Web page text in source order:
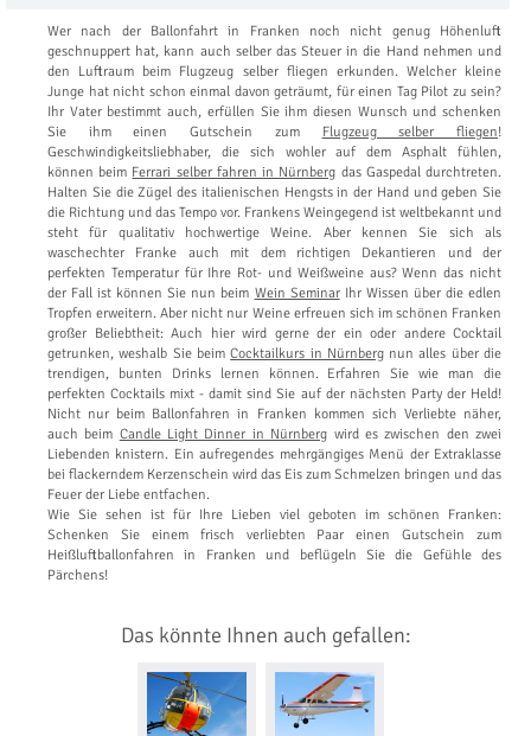
Wer nach der Ballonfahrt in Franken noch nicht genug Höhenluft
geschnuppert hat, kann auch selber das Steuer in die Hand nehmen und
den Luftraum beim Flugzeug selber fliegen erkunden. Welcher kleine
Junge hat nicht schon einmal davon geträumt, für einen Tag Pilot zu sein?
Ihr Vater bestimmt auch, erfüllen Sie ihm diesen Wunsch und schenken
Sie ihm einen Gutschein zum Flugzeug selber fliegen!
Geschwindigkeitsliebhaber, die sich wohler auf dem Asphalt fühlen,
können beim Ferrari selber fahren in Nürnberg das Gaspedal durchtreten.
Halten Sie die Zügel des italienischen Hengsts in der Hand und geben Sie
die Richtung und das Tempo vor. Frankens Weingegend ist weltbekannt und
steht für qualitativ hochwertige Weine. Aber kennen Sie sich als
waschechter Franke auch mit dem richtigen Dekantieren und der
perfekten Temperatur für Ihre Rot- und Weißweine aus? Wenn das nicht
der Fall ist können Sie nun beim Wein SeminarIhr Wissen über die edlen
Tropfen erweitern. Aber nicht nur Weine erfreuen sich im schönen Franken
großer Beliebtheit: Auch hier wird gerne der ein oder andere Cocktail
getrunken, weshalb Sie beimCocktailkurs in Nürnbergnun alles über die
trendigen, bunten Drinks lernen können. Erfahren Sie wie man die
perfekten Cocktails mixt - damit sind Sie auf der nächsten Party der Held!
Nicht nur beim Ballonfahren in Franken kommen sich Verliebte näher,
auch beim Candle Light Dinner in Nürnberg wird es zwischen den zwei
Liebenden knistern. Ein aufregendes mehrgängiges Menü der Extraklasse
bei flackerndem Kerzenschein wird das Eis zum Schmelzen bringen und das
Feuer der Liebe entfachen.
Wie Sie sehen ist für Ihre Lieben viel geboten im schönen Franken:
Schenken Sie einem frisch verliebten Paar einen Gutschein zum
Heißluftballonfahren in Franken und beflügeln Sie die Gefühle des
Pärchens!
Das könnte Ihnen auch gefallen: